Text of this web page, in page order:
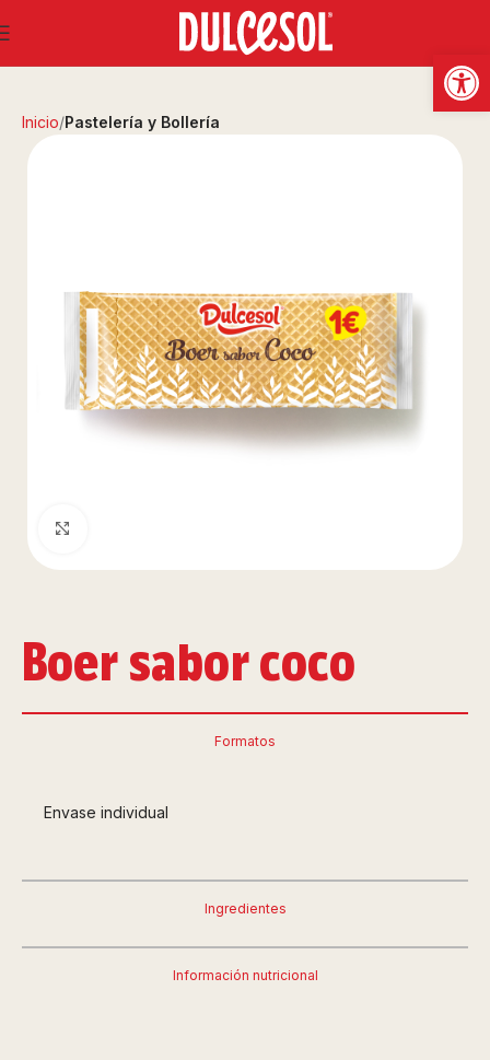
Inicio Pastelería y Bollería
Boer sabor coco
Formatos
Ingredientes
Información nutricional
Envase individual